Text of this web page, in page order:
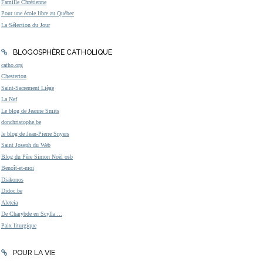
Famille Chrétienne
Pour une école libre au Québec
La Sélection du Jour
BLOGOSPHÈRE CATHOLIQUE
catho.org
Chesterton
Saint-Sacrement Liège
La Nef
Le blog de Jeanne Smits
donchristophe.be
le blog de Jean-Pierre Snyers
Saint Joseph du Web
Blog du Père Simon Noël osb
Benoît-et-moi
Diakonos
Didoc.be
Aleteia
De Charybde en Scylla ...
Paix liturgique
POUR LA VIE